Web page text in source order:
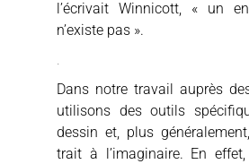
l’écrivait Winnicott, « un
n’existe pas ».
.
Dans notre travail auprès
utilisons des outils
dessin et, plus
trait à l’imaginaire. En